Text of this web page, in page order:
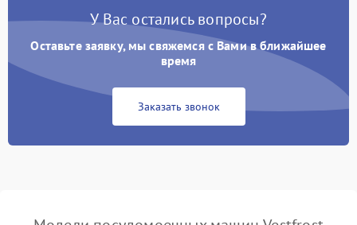
Не работает сушилка 2100 ₽ Подробнее →
Сбои в работе таймера 1700 ₽
У Вас остались вопросы?
Оставьте заявку, мы свяжемся с Вами в ближайшее
время
Заказать звонок